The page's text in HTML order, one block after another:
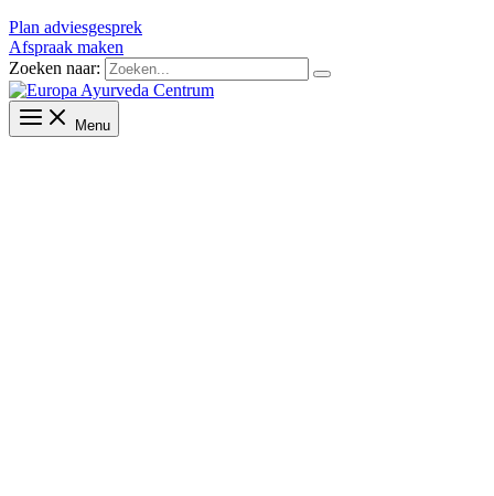
Plan adviesgesprek
Afspraak maken
Zoeken naar:
Menu